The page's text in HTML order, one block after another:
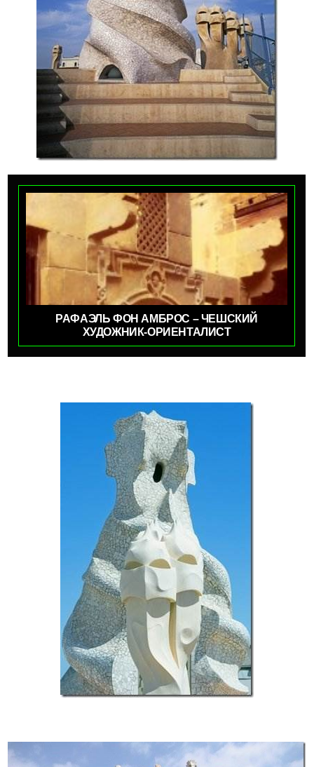
РАФАЭЛЬ ФОН АМБРОС – ЧЕШСКИЙ
ХУДОЖНИК-ОРИЕНТАЛИСТ